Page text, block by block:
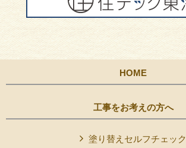
HOME
工事をお考えの方へ
塗り替えセルフチェック